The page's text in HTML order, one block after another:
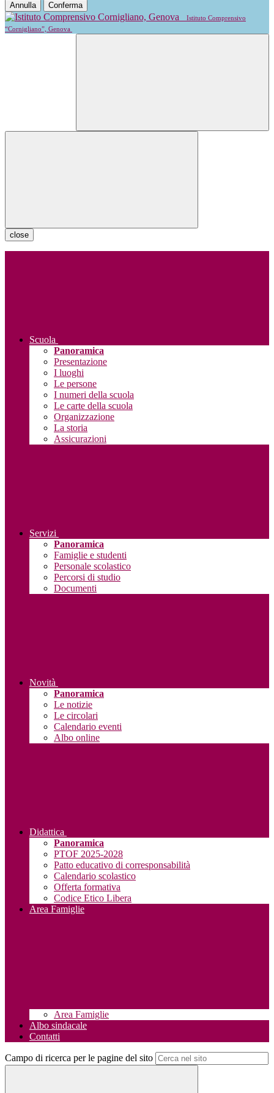
Annulla Conferma
Istituto Comprensivo
“Cornigliano”, Genova
close
Scuola
Panoramica
Presentazione
I luoghi
Le persone
I numeri della scuola
Le carte della scuola
Organizzazione
La storia
Assicurazioni
Servizi
Panoramica
Famiglie e studenti
Personale scolastico
Percorsi di studio
Documenti
Novità
Panoramica
Le notizie
Le circolari
Calendario eventi
Albo online
Didattica
Panoramica
PTOF 2025-2028
Patto educativo di corresponsabilità
Calendario scolastico
Offerta formativa
Codice Etico Libera
Area Famiglie
Area Famiglie
Albo sindacale
Contatti
Campo di ricerca per le pagine del sito